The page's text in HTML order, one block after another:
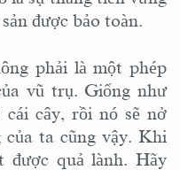
được bảo toàn.
phải là một phép
vũ trụ. Giống như
cây, rồi nó sẽ nở
ta cũng vậy. Khi
được quả lành. Hãy